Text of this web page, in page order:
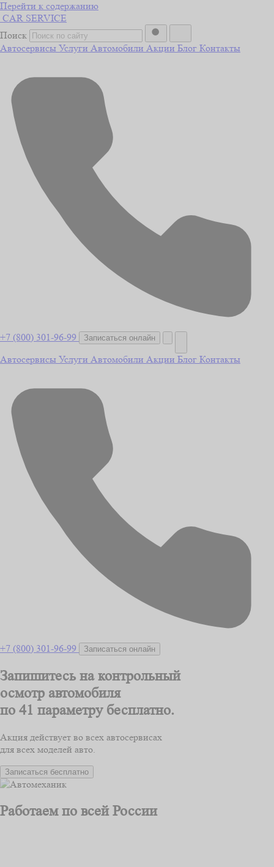
Перейти к содержанию
CAR SERVICE
Поиск
Автосервисы Услуги Автомобили Акции Блог Контакты
+7 (800) 301-96-99 Записаться онлайн
Автосервисы Услуги Автомобили Акции Блог Контакты
+7 (800) 301-96-99 Записаться онлайн
Запишитесь на контрольный
осмотр автомобиля
по 41 параметру бесплатно.
Акция действует во всех автосервисах
для всех моделей авто.
Записаться бесплатно
Работаем по всей России